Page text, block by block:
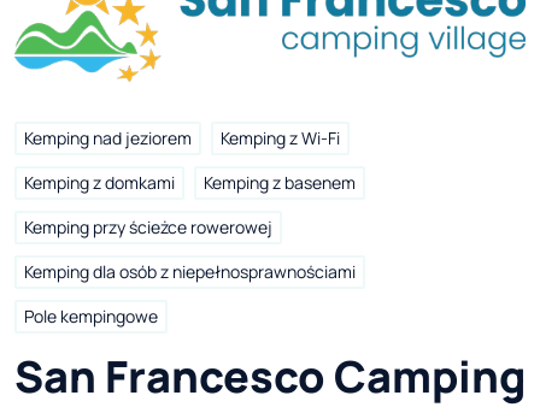
Kemping nad jeziorem
Kemping z Wi-Fi
Kemping z domkami
Kemping z basenem
Kemping przy ścieżce rowerowej
Kemping dla osób z niepełnosprawnościami
Pole kempingowe
San Francesco Camping